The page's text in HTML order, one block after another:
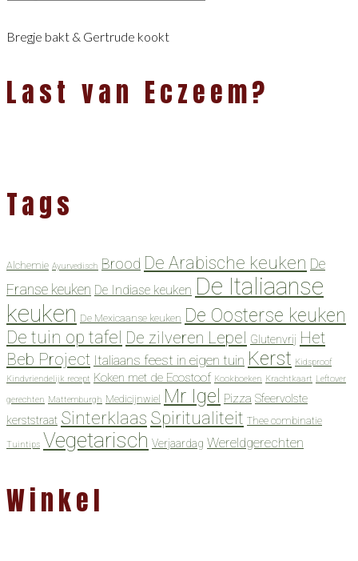
Bregje bakt & Gertrude kookt
Last van Eczeem?
Tags
Alchemie Ayurvedisch Brood De Arabische keuken De
Franse keuken De Indiase keuken De Italiaanse
keuken De Mexicaanse keuken De Oosterse keuken
De tuin op tafel De zilveren Lepel Glutenvrij Het
Beb Project Italiaans feest in eigen tuin Kerst Kidsproof
Kindvriendelijk recept Koken met de Ecostoof Kookboeken Krachtkaart Leftover
gerechten Mattemburgh Medicijnwiel Mr Igel Pizza Sfeervolste
kerststraat Sinterklaas Spiritualiteit Thee combinatie
Tuintips Vegetarisch Verjaardag Wereldgerechten
Winkel